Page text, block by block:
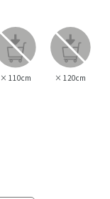
× 110cm × 120cm